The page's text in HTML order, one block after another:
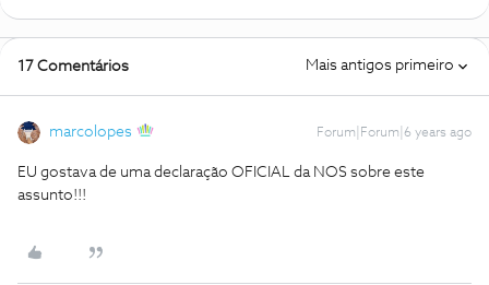
17 Comentários Mais antigos primeiro
marcolopes Forum|Forum|6 years ago
EU gostava de uma declaração OFICIAL da NOS sobre este
assunto!!!